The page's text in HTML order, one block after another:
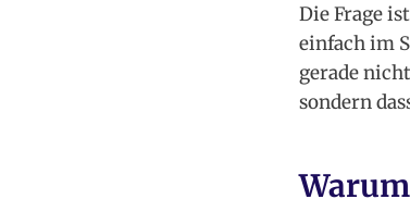
Die Frage
einfach im
gerade
sondern